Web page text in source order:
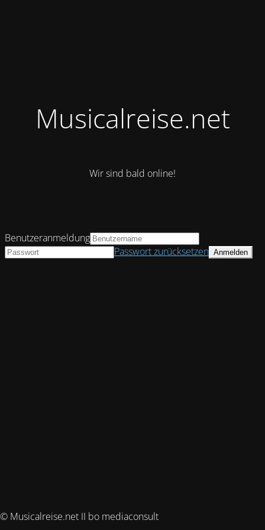
Musicalreise.net
Wir sind bald online!
© Musicalreise.net II bo mediaconsult
Benutzeranmeldung
Passwort zurücksetzen